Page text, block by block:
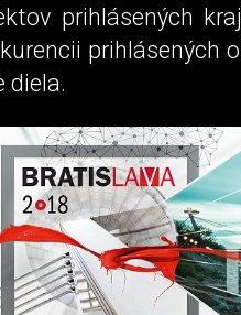
prihlásených
prihlásených
diela.